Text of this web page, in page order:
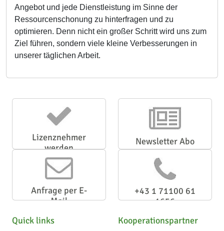
Angebot und jede Dienstleistung im Sinne der
Ressourcenschonung zu hinterfragen und zu
optimieren. Denn nicht ein großer Schritt wird uns zum
Ziel führen, sondern viele kleine Verbesserungen in
unserer täglichen Arbeit.
Lizenznehmer
werden
Newsletter Abo
Anfrage per E-
Mail
+43 1 71100 61
1656
Quick links
Kooperationspartner